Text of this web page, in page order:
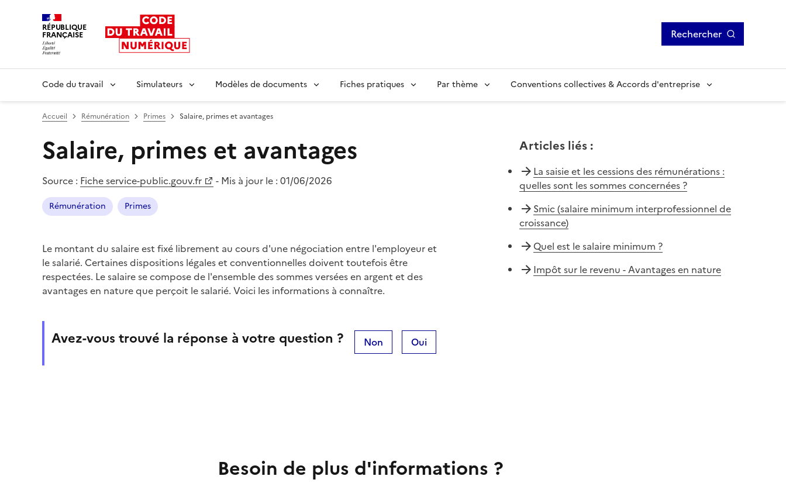
RÉPUBLIQUE
FRANÇAISE Rechercher
Code du travail Simulateurs Modèles de documents Fiches pratiques Par thème Conventions collectives & Accords d'entreprise
Accueil Rémunération Primes Salaire, primes et avantages
Salaire, primes et avantages
Source : Fiche service-public.gouv.fr - Mis à jour le : 01/06/2026
Rémunération Primes
Le montant du salaire est fixé librement au cours d'une négociation entre l'employeur et
le salarié. Certaines dispositions légales et conventionnelles doivent toutefois être
respectées. Le salaire se compose de l'ensemble des sommes versées en argent et des
avantages en nature que perçoit le salarié. Voici les informations à connaître.
Avez-vous trouvé la réponse à votre question ? Non Oui
Articles liés:
La saisie et les cessions des rémunérations :
quelles sont les sommes concernées ?
Smic (salaire minimum interprofessionnel de
croissance)
Quel est le salaire minimum ?
Impôt sur le revenu - Avantages en nature
Besoin de plus d'informations ?